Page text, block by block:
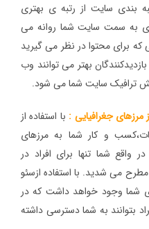
بندی سایت از رتبه ی بهتری
به سمت سایت شما روانه می
که برای محتوا در نظر می گیرید
بهتر می توانند وب
ترافیک سایت شما می شود.
جغرافیایی : با استفاده از
و کار شما به مرزهای
شما تنها برای افراد در
می شدید. با استفاده ازسئو
شما وجود خواهد داشت که در
بتوانند به شما دسترسی داشته